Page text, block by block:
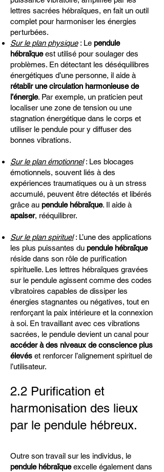
lettres sacrées hébraïques, en fait un outil
complet pour harmoniser les énergies
perturbées.
Sur le plan physique: Le pendule
hébraïqueest utilisé pour soulager des
problèmes. En détectant les déséquilibres
énergétiques d’une personne, il aide à
rétablir une circulation harmonieuse de
l’énergie. Par exemple, un praticien peut
localiser une zone de tension ou une
stagnation énergétique dans le corps et
utiliser le pendule pour y diffuser des
bonnes vibrations.
Sur le plan émotionnel: Les blocages
émotionnels, souvent liés à des
expériences traumatiques ou à un stress
accumulé, peuvent être détectés et libérés
grâce au pendule hébraïque. Il aide à
apaiser, rééquilibrer.
Sur le plan spirituel: L’une des applications
les plus puissantes du pendule hébraïque
réside dans son rôle de purification
spirituelle. Les lettres hébraïques gravées
sur le pendule agissent comme des codes
vibratoires capables de dissiper les
énergies stagnantes ou négatives, tout en
renforçant la paix intérieure et la connexion
à soi. En travaillant avec ces vibrations
sacrées, le pendule devient un canal pour
accéder à des niveaux de conscience plus
élevés et renforcer l’alignement spirituel de
l’utilisateur.
2.2 Purification et
harmonisation des lieux
par le pendule hébreux.
Outre son travail sur les individus, le
pendule hébraïqueexcelle également dans